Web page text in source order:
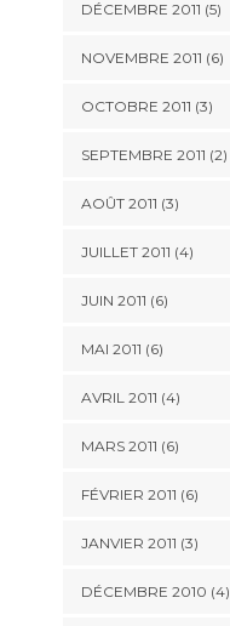
DÉCEMBRE 2011 (5)
NOVEMBRE 2011 (6)
OCTOBRE 2011 (3)
SEPTEMBRE 2011 (2)
AOÛT 2011 (3)
JUILLET 2011 (4)
JUIN 2011 (6)
MAI 2011 (6)
AVRIL 2011 (4)
MARS 2011 (6)
FÉVRIER 2011 (6)
JANVIER 2011 (3)
DÉCEMBRE 2010 (4)